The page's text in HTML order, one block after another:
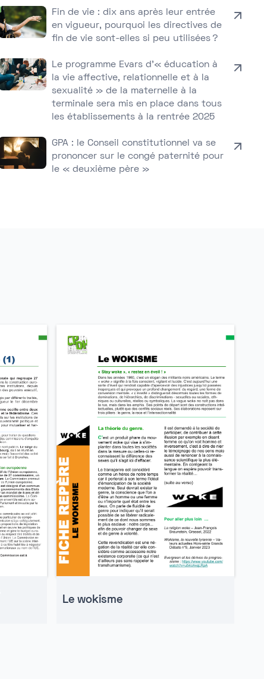
Fin de vie : dix ans après leur entrée
en vigueur, pourquoi les directives de
fin de vie sont-elles si peu utilisées ?
Le programme Evars d’« éducation à
la vie affective, relationnelle et à la
sexualité » de la maternelle à la
terminale sera mis en place dans tous
les établissements à la rentrée 2025
GPA : le Conseil constitutionnel va se
prononcer sur le congé paternité pour
le « deuxième père »
Le wokisme